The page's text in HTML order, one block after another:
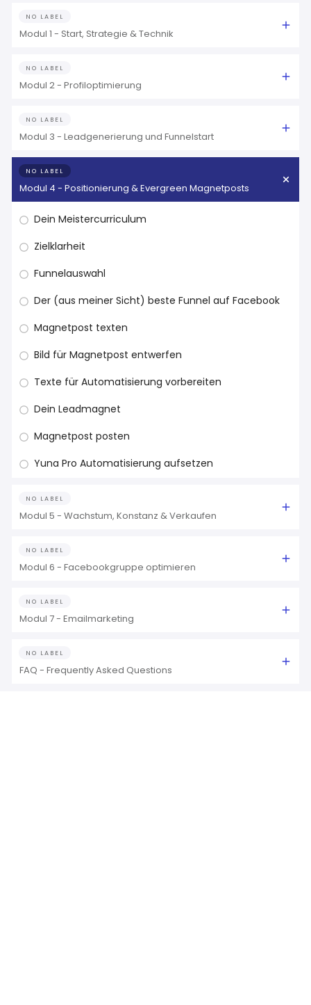
NO LABEL
Modul 1 - Start, Strategie & Technik
NO LABEL
Modul 2 - Profiloptimierung
NO LABEL
Modul 3 - Leadgenerierung und Funnelstart
NO LABEL
Modul 4 - Positionierung & Evergreen Magnetposts
Dein Meistercurriculum
Zielklarheit
Funnelauswahl
Der (aus meiner Sicht) beste Funnel auf Facebook
Magnetpost texten
Bild für Magnetpost entwerfen
Texte für Automatisierung vorbereiten
Dein Leadmagnet
Magnetpost posten
Yuna Pro Automatisierung aufsetzen
NO LABEL
Modul 5 - Wachstum, Konstanz & Verkaufen
NO LABEL
Modul 6 - Facebookgruppe optimieren
NO LABEL
Modul 7 - Emailmarketing
NO LABEL
FAQ - Frequently Asked Questions